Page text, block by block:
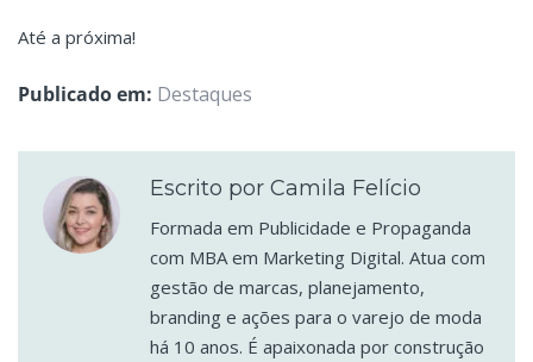
Até a próxima!
Publicado em: Destaques
Escrito por Camila Felício
Formada em Publicidade e Propaganda
com MBA em Marketing Digital. Atua com
gestão de marcas, planejamento,
branding e ações para o varejo de moda
há 10 anos. É apaixonada por construção